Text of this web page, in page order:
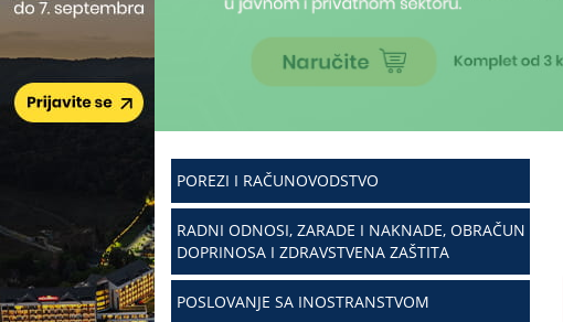
POREZI I RAČUNOVODSTVO
RADNI ODNOSI, ZARADE I NAKNADE, OBRAČUN
DOPRINOSA I ZDRAVSTVENA ZAŠTITA
POSLOVANJE SA INOSTRANSTVOM